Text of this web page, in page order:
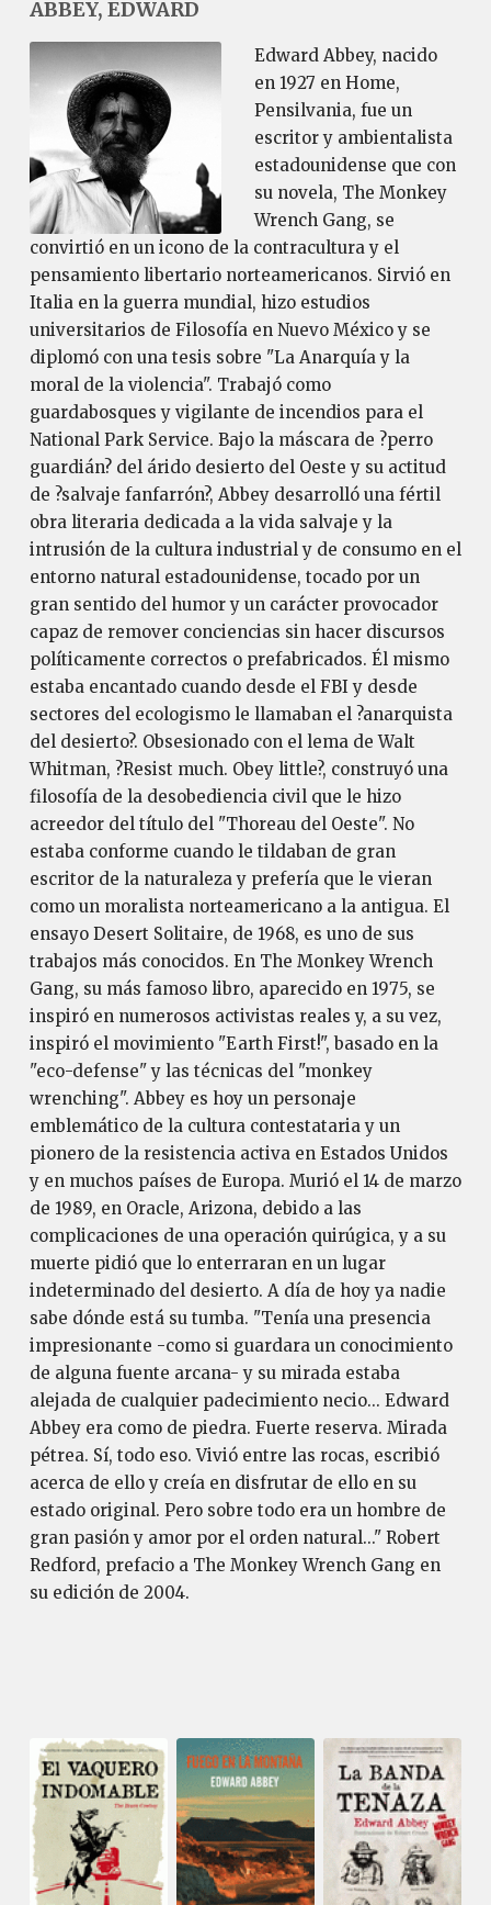
ABBEY, EDWARD
Edward Abbey, nacido
en 1927 en Home,
Pensilvania, fue un
escritor y ambientalista
estadounidense que con
su novela, The Monkey
Wrench Gang, se
convirtió en un icono de la contracultura y el
pensamiento libertario norteamericanos. Sirvió en
Italia en la guerra mundial, hizo estudios
universitarios de Filosofía en Nuevo México y se
diplomó con una tesis sobre "La Anarquía y la
moral de la violencia". Trabajó como
guardabosques y vigilante de incendios para el
National Park Service. Bajo la máscara de ?perro
guardián? del árido desierto del Oeste y su actitud
de ?salvaje fanfarrón?, Abbey desarrolló una fértil
obra literaria dedicada a la vida salvaje y la
intrusión de la cultura industrial y de consumo en el
entorno natural estadounidense, tocado por un
gran sentido del humor y un carácter provocador
capaz de remover conciencias sin hacer discursos
políticamente correctos o prefabricados. Él mismo
estaba encantado cuando desde el FBI y desde
sectores del ecologismo le llamaban el ?anarquista
del desierto?. Obsesionado con el lema de Walt
Whitman, ?Resist much. Obey little?, construyó una
filosofía de la desobediencia civil que le hizo
acreedor del título del "Thoreau del Oeste". No
estaba conforme cuando le tildaban de gran
escritor de la naturaleza y prefería que le vieran
como un moralista norteamericano a la antigua. El
ensayo Desert Solitaire, de 1968, es uno de sus
trabajos más conocidos. En The Monkey Wrench
Gang, su más famoso libro, aparecido en 1975, se
inspiró en numerosos activistas reales y, a su vez,
inspiró el movimiento "Earth First!", basado en la
"eco-defense" y las técnicas del "monkey
wrenching". Abbey es hoy un personaje
emblemático de la cultura contestataria y un
pionero de la resistencia activa en Estados Unidos
y en muchos países de Europa. Murió el 14 de marzo
de 1989, en Oracle, Arizona, debido a las
complicaciones de una operación quirúgica, y a su
muerte pidió que lo enterraran en un lugar
indeterminado del desierto. A día de hoy ya nadie
sabe dónde está su tumba. "Tenía una presencia
impresionante -como si guardara un conocimiento
de alguna fuente arcana- y su mirada estaba
alejada de cualquier padecimiento necio... Edward
Abbey era como de piedra. Fuerte reserva. Mirada
pétrea. Sí, todo eso. Vivió entre las rocas, escribió
acerca de ello y creía en disfrutar de ello en su
estado original. Pero sobre todo era un hombre de
gran pasión y amor por el orden natural..." Robert
Redford, prefacio a The Monkey Wrench Gang en
su edición de 2004.